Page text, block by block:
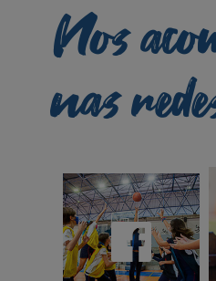
Nos
nas